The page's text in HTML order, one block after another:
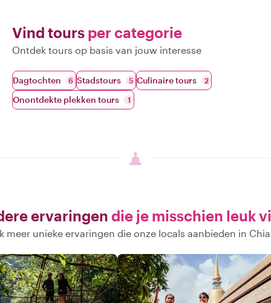
Vind tours per categorie
Ontdek tours op basis van jouw interesse
Dagtochten 6 Stadstours 5 Culinaire tours 2
Onontdekte plekken tours 1
ervaringen die je misschien leuk
meer unieke ervaringen die onze locals aanbieden in